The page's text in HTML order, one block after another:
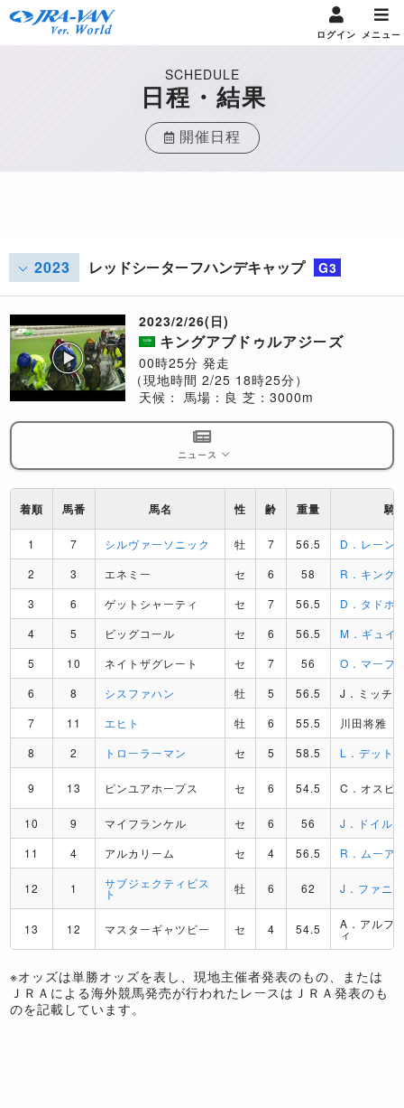
ログイン メニュー
SCHEDULE
日程・結果
開催日程
2023 レッドシーターフハンデキャップ G3
2023/2/26(日)
キングアブドゥルアジーズ
00時25分 発走
（現地時間 2/25 18時25分）
天候： 馬場：良 芝：3000m
ニュース
着順 馬番 馬名 性 齢 重量 騎
1 7 シルヴァーソニック 牡 7 56.5
D．レーン
2
3 エネミー セ 6 58
R．キング
3
6 ゲットシャーティ セ 7 56.5
D．タドホ
4
5 ビッグコール セ 6 56.5
M．ギュイ
5
10 ネイトザグレート セ 7 56
O．マーフ
6
8 シスファハン 牡 5 56.5
J．ミッチ
7
11 エヒト 牡 6 55.5
川田将雅
8
2 トローラーマン セ 5 58.5 L．デット
9 13 ピンユアホープス セ 6 54.5 C．オスピ
10 9 マイフランケル セ 6 56
J．ドイル
11
4 アルカリーム セ 4 56.5 R．ムーア
12 1 サブジェクティビス
ト 牡 6 62 J．ファニ
13 12 マスターギャツビー セ 4 54.5 A．アルフ
ィ
※オッズは単勝オッズを表し、現地主催者発表のもの、または
ＪＲＡによる海外競馬発売が行われたレースはＪＲＡ発表のも
のを記載しています。